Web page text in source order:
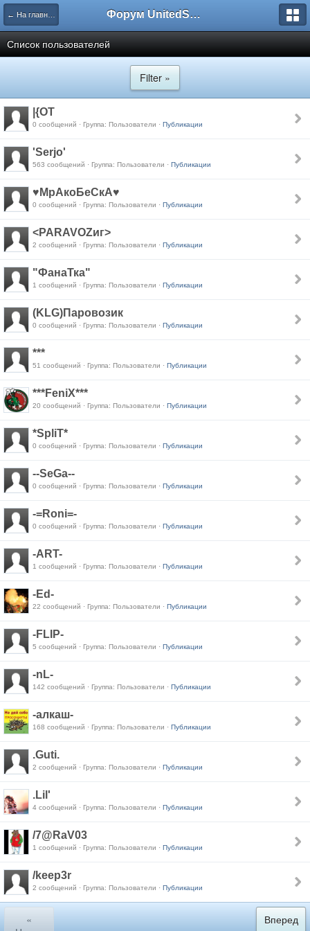
← На главную Форум UnitedSouth
Список пользователей
Filter »
|{OT
0 сообщений · Группа: Пользователи · Публикации
'Serjo'
563 сообщений · Группа: Пользователи · Публикации
♥МрАкоБеСкА♥
0 сообщений · Группа: Пользователи · Публикации
<PARAVOZиг>
2 сообщений · Группа: Пользователи · Публикации
"ФанаТка"
1 сообщений · Группа: Пользователи · Публикации
(KLG)Паровозик
0 сообщений · Группа: Пользователи · Публикации
***
51 сообщений · Группа: Пользователи · Публикации
***FeniX***
20 сообщений · Группа: Пользователи · Публикации
*SpliT*
0 сообщений · Группа: Пользователи · Публикации
--SeGa--
0 сообщений · Группа: Пользователи · Публикации
-=Roni=-
0 сообщений · Группа: Пользователи · Публикации
-ART-
1 сообщений · Группа: Пользователи · Публикации
-Ed-
22 сообщений · Группа: Пользователи · Публикации
-FLIP-
5 сообщений · Группа: Пользователи · Публикации
-nL-
142 сообщений · Группа: Пользователи · Публикации
-алкаш-
168 сообщений · Группа: Пользователи · Публикации
.Guti.
2 сообщений · Группа: Пользователи · Публикации
.Lil'
4 сообщений · Группа: Пользователи · Публикации
/7@RaV03
1 сообщений · Группа: Пользователи · Публикации
/keep3r
2 сообщений · Группа: Пользователи · Публикации
«
Вперед